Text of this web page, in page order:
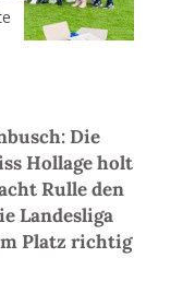
Die
Hollage holt
Rulle den
Landesliga
Platz richtig